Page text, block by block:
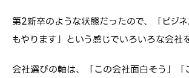
第2新卒のような状態だったので、「ビジ
もやります」という感じでいろいろな会社
会社選びの軸は、「この会社面白そう」「